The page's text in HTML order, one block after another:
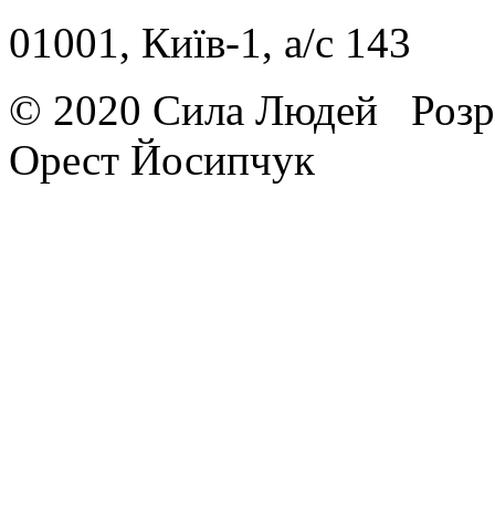
01001, Київ-1, a/c 143
© 2020 Сила Людей
Орест Йосипчук